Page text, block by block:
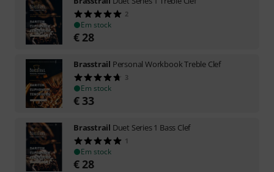
2
Em stock
€ 28
Brasstrail Personal Workbook Treble Clef
3
Em stock
€ 33
Brasstrail Duet Series 1 Bass Clef
1
Em stock
€ 28